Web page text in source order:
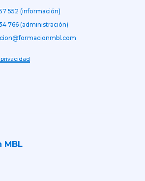
552 (información)
766 (administración)
MBL